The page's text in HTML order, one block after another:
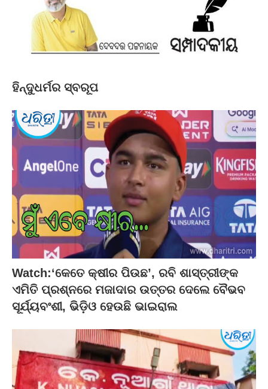
ହିନ୍ଦୁଧର୍ମର ସ୍ବରୂପ
Watch:‘କେତେ କ୍ଷୀର ପିଉଛ’, ରବି ଶାସ୍ତ୍ରୀଙ୍କ
ଏମିତି ପ୍ରଶ୍ନରେ ମଜାଦାର ଉତ୍ତର ଦେଲେ ବୈଭବ
ସୂର୍ଯ୍ୟବଂଶୀ, ଭିଡ଼ିଓ ହେଉଛି ଭାଇରାଲ